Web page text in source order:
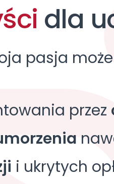
dla
pasja
przez
i ukrytych